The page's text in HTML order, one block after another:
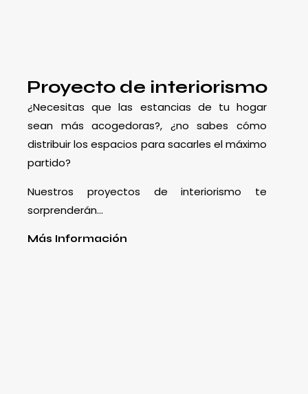
Proyecto de interiorismo
¿Necesitas que las estancias de tu hogar
sean más acogedoras?, ¿no sabes cómo
distribuir los espacios para sacarles el máximo
partido?
Nuestros proyectos de interiorismo te
sorprenderán…
Más Información